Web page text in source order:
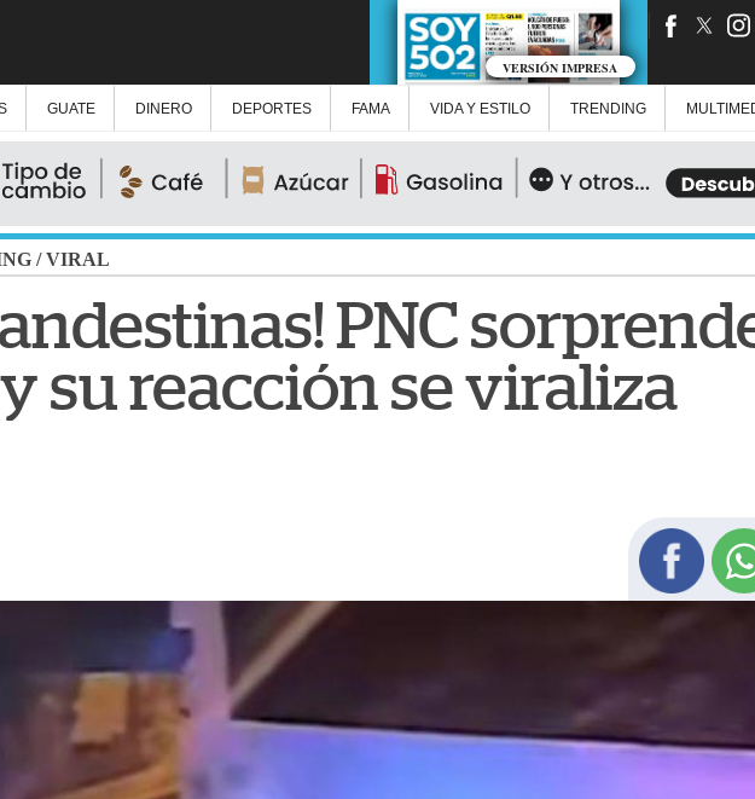
VERSIÓN IMPRESA
GUATE DINERO DEPORTES FAMA VIDA Y ESTILO TRENDING
/VIRAL
PNC
su reacción se viraliza